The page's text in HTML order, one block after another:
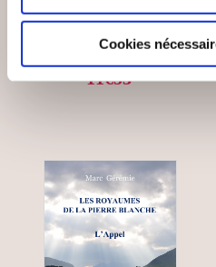
Cookies
TÉNÈBRES.
Fantastique
11€53